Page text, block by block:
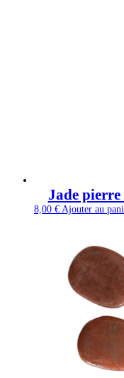
Jade pierre
8,00 € Ajouter au